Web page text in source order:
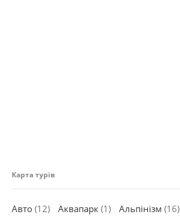
Карта турів
Авто (12) Аквапарк (1) Альпінізм (16)